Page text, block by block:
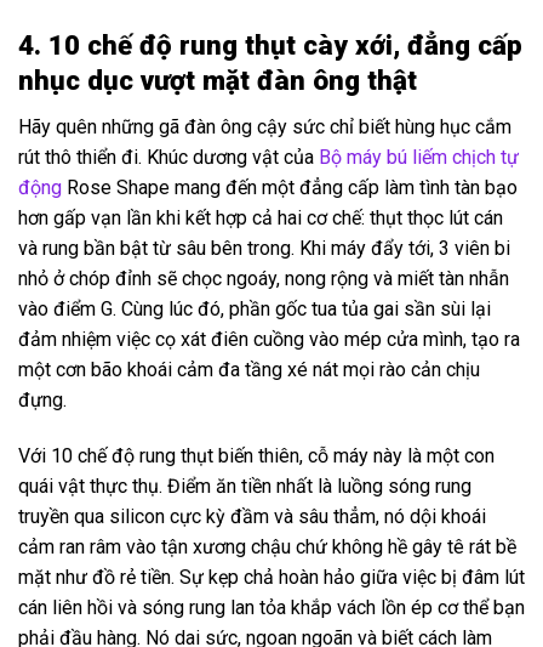
4. 10 chế độ rung thụt cày xới, đẳng cấp
nhục dục vượt mặt đàn ông thật
Hãy quên những gã đàn ông cậy sức chỉ biết hùng hục cắm
rút thô thiển đi. Khúc dương vật của Bộ máy bú liếm chịch tự
động Rose Shape mang đến một đẳng cấp làm tình tàn bạo
hơn gấp vạn lần khi kết hợp cả hai cơ chế: thụt thọc lút cán
và rung bần bật từ sâu bên trong. Khi máy đẩy tới, 3 viên bi
nhỏ ở chóp đỉnh sẽ chọc ngoáy, nong rộng và miết tàn nhẫn
vào điểm G. Cùng lúc đó, phần gốc tua tủa gai sần sùi lại
đảm nhiệm việc cọ xát điên cuồng vào mép cửa mình, tạo ra
một cơn bão khoái cảm đa tầng xé nát mọi rào cản chịu
đựng.
Với 10 chế độ rung thụt biến thiên, cỗ máy này là một con
quái vật thực thụ. Điểm ăn tiền nhất là luồng sóng rung
truyền qua silicon cực kỳ đầm và sâu thẳm, nó dội khoái
cảm ran râm vào tận xương chậu chứ không hề gây tê rát bề
mặt như đồ rẻ tiền. Sự kẹp chả hoàn hảo giữa việc bị đâm lút
cán liên hồi và sóng rung lan tỏa khắp vách lồn ép cơ thể bạn
phải đầu hàng. Nó dai sức, ngoan ngoãn và biết cách làm